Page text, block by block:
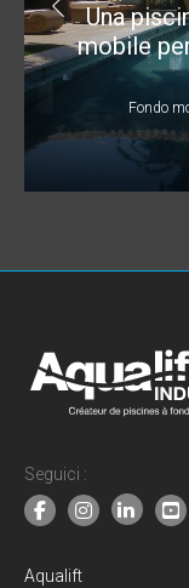
Una
mobile
Fondo
Seguici :
Aqualift